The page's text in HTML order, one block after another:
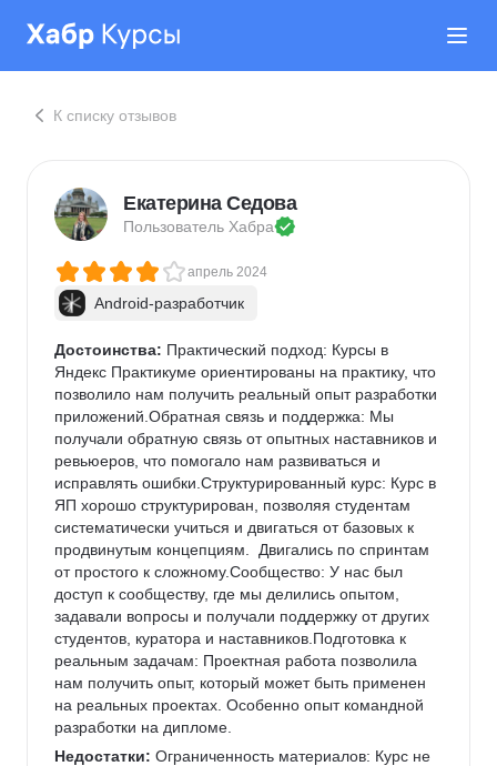
К списку отзывов
Екатерина Седова
Пользователь Хабра
апрель 2024
Android-разработчик
Достоинства: Практический подход: Курсы в
Яндекс Практикуме ориентированы на практику, что
позволило нам получить реальный опыт разработки
приложений.Обратная связь и поддержка: Мы
получали обратную связь от опытных наставников и
ревьюеров, что помогало нам развиваться и
исправлять ошибки.Структурированный курс: Курс в
ЯП хорошо структурирован, позволяя студентам
систематически учиться и двигаться от базовых к
продвинутым концепциям.  Двигались по спринтам
от простого к сложному.Сообщество: У нас был
доступ к сообществу, где мы делились опытом,
задавали вопросы и получали поддержку от других
студентов, куратора и наставников.Подготовка к
реальным задачам: Проектная работа позволила
нам получить опыт, который может быть применен
на реальных проектах. Особенно опыт командной
разработки на дипломе.
Недостатки: Ограниченность материалов: Курс не